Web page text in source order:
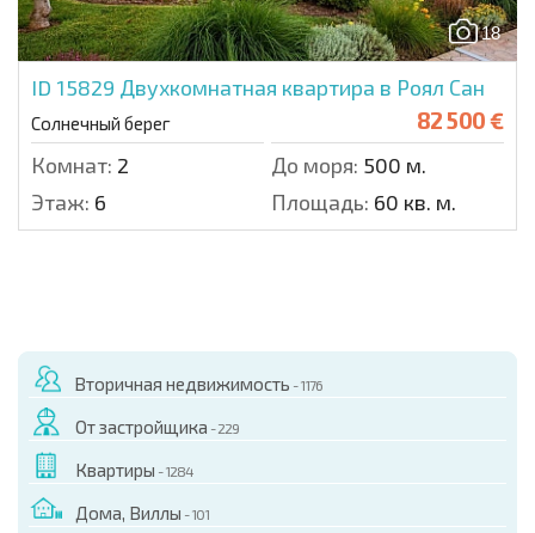
18
ID 15829 Двухкомнатная квартира в Роял Сан
Солнечный берег 82 500 €
Комнат: 2 До моря: 500 м.
Этаж: 6 Площадь: 60 кв. м.
Вторичная недвижимость - 1176
От застройщика - 229
Квартиры - 1284
Дома, Виллы - 101